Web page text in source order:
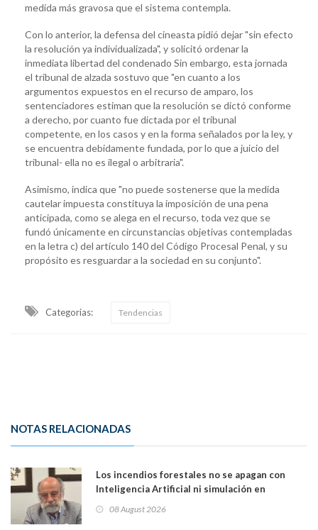
medida más gravosa que el sistema contempla.
Con lo anterior, la defensa del cineasta pidió dejar "sin efecto
la resolución ya individualizada", y solicitó ordenar la
inmediata libertad del condenado Sin embargo, esta jornada
el tribunal de alzada sostuvo que "en cuanto a los
argumentos expuestos en el recurso de amparo, los
sentenciadores estiman que la resolución se dictó conforme
a derecho, por cuanto fue dictada por el tribunal
competente, en los casos y en la forma señalados por la ley, y
se encuentra debidamente fundada, por lo que a juicio del
tribunal- ella no es ilegal o arbitraria".
Asimismo, indica que "no puede sostenerse que la medida
cautelar impuesta constituya la imposición de una pena
anticipada, como se alega en el recurso, toda vez que se
fundó únicamente en circunstancias objetivas contempladas
en la letra c) del artículo 140 del Código Procesal Penal, y su
propósito es resguardar a la sociedad en su conjunto".
Categorias: Tendencias
NOTAS RELACIONADAS
Los incendios forestales no se apagan con
Inteligencia Artificial ni simulación en
Magister en Asentamientos Humanos PUC
08 August 2026